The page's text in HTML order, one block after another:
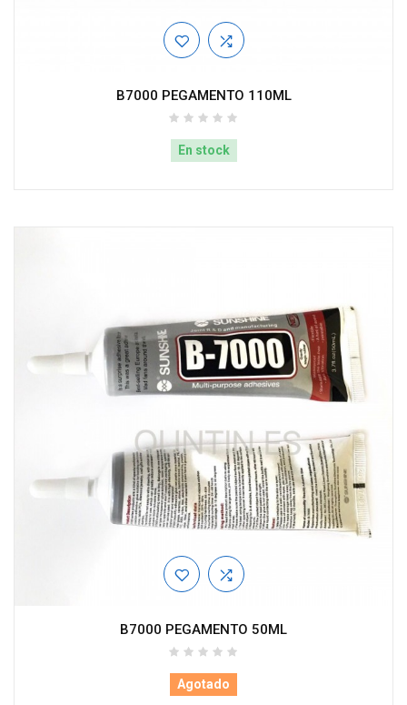
B7000 PEGAMENTO 110ML
En stock
B7000 PEGAMENTO 50ML
Agotado